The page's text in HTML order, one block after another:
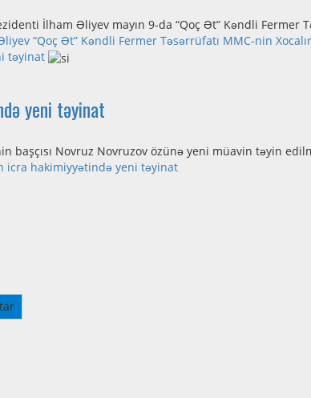
İlham Əliyev mayın 9-da “Qoç Ət” Kəndli Fermer
“Qoç Ət” Kəndli Fermer Təsərrüfatı MMC-nin
təyinat
yeni təyinat
başçısı Novruz Novruzov özünə yeni müavin təyin
icra hakimiyyətində yeni təyinat